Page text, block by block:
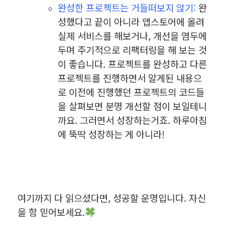
완성한 프로젝트는 거들떠보지 않기: 완
성했다고 끝이 아니라 앱스토어에 올려
실제 서비스를 해보거나, 개선을 염두에
두며 주기적으로 리팩터링을 해보는 것
이 좋습니다. 프로젝트를 완성하고 다른
프로젝트를 진행하면서 알게된 내용으
로 이전에 진행했던 프로젝트의 코드들
을 살펴보면 분명 개선할 점이 보일테니
까요. 그러면서 성장하는거죠. 하루아침
에 뚝딱 성장하는 게 아니라!
여기까지 다 읽으셨다면, 성공할 운명입니다. 자신
을 함 믿어보세요.